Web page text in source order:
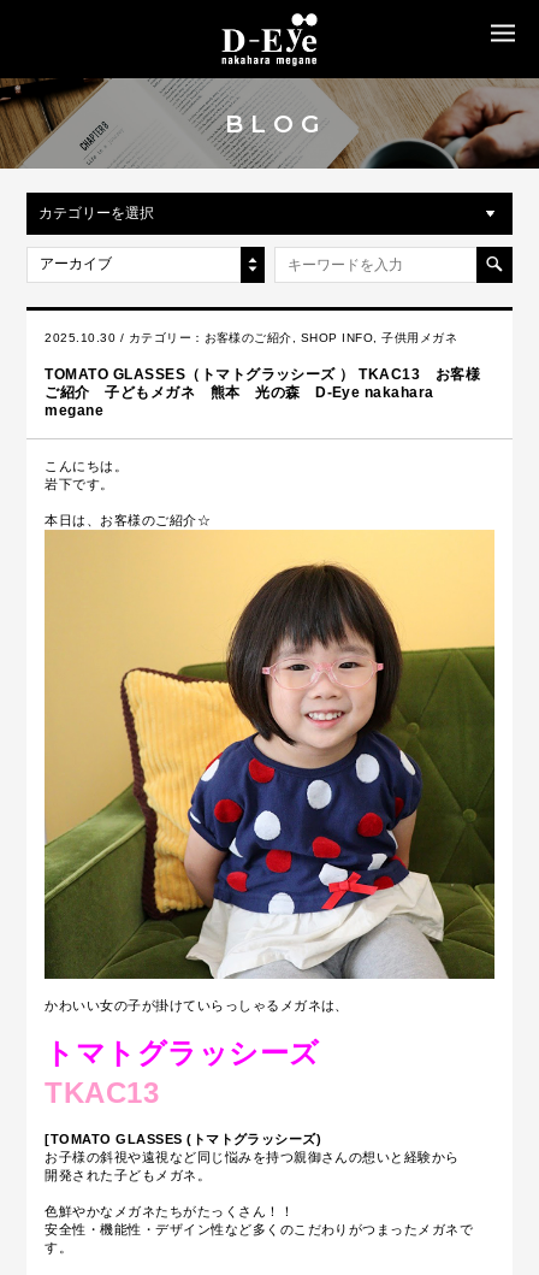
BLOG
カテゴリーを選択
アーカイブ
2025.10.30 / カテゴリー： お客様のご紹介 SHOP INFO ,子供用メガネ
TOMATO GLASSES（トマトグラッシーズ ） TKAC13 お客様
ご紹介 子どもメガネ 熊本 光の森 D-Eye nakahara
megane
こんにちは。
岩下です。
本日は、お客様のご紹介☆
かわいい女の子が掛けていらっしゃるメガネは、
トマトグラッシーズ
TKAC13
[TOMATO GLASSES (トマトグラッシーズ)
お子様の斜視や遠視など同じ悩みを持つ親御さんの想いと経験から
開発された子どもメガネ。
色鮮やかなメガネたちがたっくさん！！
安全性・機能性・デザイン性など多くのこだわりがつまったメガネで
す。